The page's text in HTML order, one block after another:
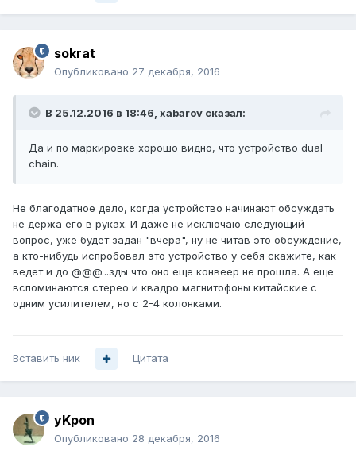
sokrat
Опубликовано 27 декабря, 2016
В 25.12.2016 в 18:46, xabarov сказал:
Да и по маркировке хорошо видно, что устройство dual
chain.
Не благодатное дело, когда устройство начинают обсуждать
не держа его в руках. И даже не исключаю следующий
вопрос, уже будет задан "вчера", ну не читав это обсуждение,
а кто-нибудь испробовал это устройство у себя скажите, как
ведет и до @@@...зды что оно еще конвеер не прошла. А еще
вспоминаются стерео и квадро магнитофоны китайские с
одним усилителем, но с 2-4 колонками.
Вставить ник Цитата
yKpon
Опубликовано 28 декабря, 2016